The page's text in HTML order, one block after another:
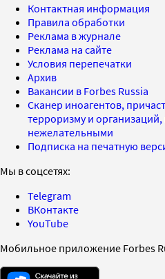
Контактная информация
Правила обработки
Реклама в журнале
Реклама на сайте
Условия перепечатки
Архив
Вакансии в Forbes Russia
Сканер иноагентов,
терроризму и
нежелательными
Подписка на печатную
Мы в соцсетях:
Telegram
ВКонтакте
YouTube
Мобильное приложение Forbes